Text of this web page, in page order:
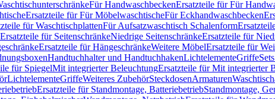
Für HandwaschbeckenErsatzteile für Für
Ersatzteile für Für MöbelwaschtischeFür Eckhandwaschbecken
für WaschtischplattenFür Aufsatzwaschtisch Schalenform
Ersatzteile für SeitenschränkeNiedrige SeitenschränkeErsatzteile für
Ersatzteile für HängeschränkeWeitere MöbelErsatzteile für
Handtuchhalter und HandtuchhakenLichtelementeGriffe
für SpiegelMit integrierter BeleuchtungErsatzteile für Mit integrierter
LichtelementeGriffeWeiteres ZubehörSteckdosenArmaturen
Ersatzteile für Standmontage, BatteriebetriebStandmontage,